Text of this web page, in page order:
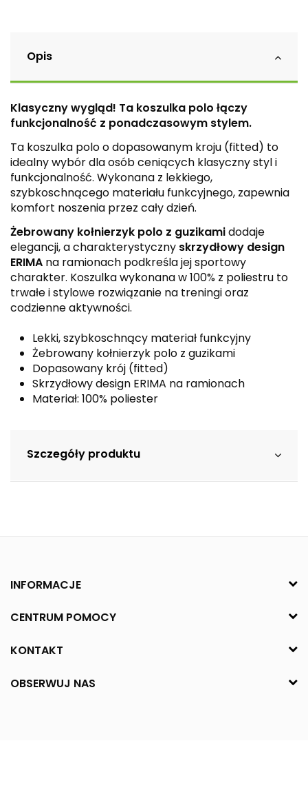
Opis
Klasyczny wygląd! Ta koszulka polo łączy
funkcjonalność z ponadczasowym stylem.
Ta koszulka polo o dopasowanym kroju (fitted) to
idealny wybór dla osób ceniących klasyczny styl i
funkcjonalność. Wykonana z lekkiego,
szybkoschnącego materiału funkcyjnego, zapewnia
komfort noszenia przez cały dzień.
Żebrowany kołnierzyk polo z guzikamidodaje
elegancji, a charakterystyczny skrzydłowy design
ERIMA na ramionach podkreśla jej sportowy
charakter. Koszulka wykonana w 100% z poliestru to
trwałe i stylowe rozwiązanie na treningi oraz
codzienne aktywności.
Lekki, szybkoschnący materiał funkcyjny
Żebrowany kołnierzyk polo z guzikami
Dopasowany krój (fitted)
Skrzydłowy design ERIMA na ramionach
Materiał: 100% poliester
Szczegóły produktu
INFORMACJE
CENTRUM POMOCY
KONTAKT
OBSERWUJ NAS